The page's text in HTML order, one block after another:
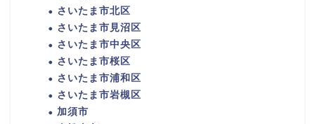
さいたま市北区
さいたま市見沼区
さいたま市中央区
さいたま市桜区
さいたま市浦和区
さいたま市岩槻区
加須市